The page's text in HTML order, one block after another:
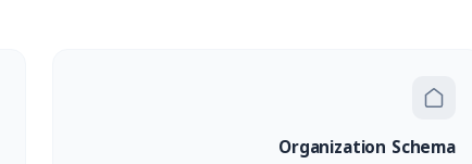
Organization Schema